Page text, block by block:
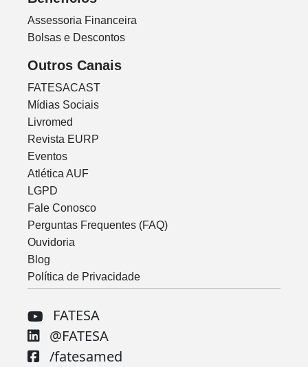
Assessoria Financeira
Bolsas e Descontos
Outros Canais
FATESACAST
Mídias Sociais
Livromed
Revista EURP
Eventos
Atlética AUF
LGPD
Fale Conosco
Perguntas Frequentes (FAQ)
Ouvidoria
Blog
Política de Privacidade
FATESA
@FATESA
/fatesamed